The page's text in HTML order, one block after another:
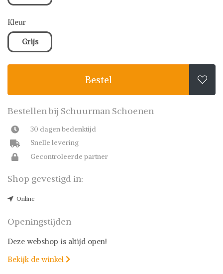
Kleur
Grijs
Bestel 
Bestellen bij Schuurman Schoenen
30 dagen bedenktijd
Snelle levering
Gecontroleerde partner
Shop gevestigd in:
Online
Openingstijden
Deze webshop is altijd open!
Bekijk de winkel 